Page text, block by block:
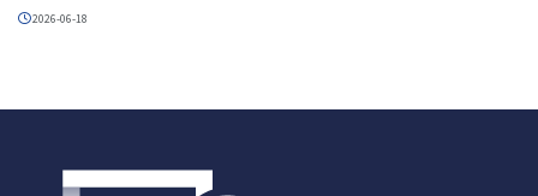
2026-06-18